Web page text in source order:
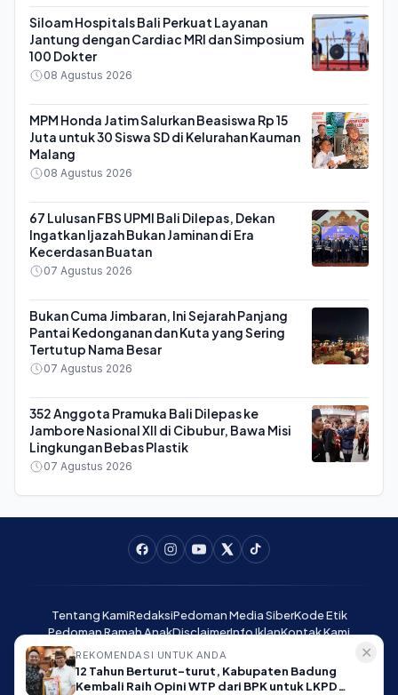
REKOMENDASI UNTUK ANDA
12 Tahun Berturut-turut, Kabupaten Badung
Kembali Raih Opini WTP dari BPK untuk LKPD
✕
Siloam Hospitals Bali Perkuat Layanan
Jantung dengan Cardiac MRI dan Simposium
100 Dokter
08 Agustus 2026
MPM Honda Jatim Salurkan Beasiswa Rp 15
Juta untuk 30 Siswa SD di Kelurahan Kauman
Malang
08 Agustus 2026
67 Lulusan FBS UPMI Bali Dilepas, Dekan
Ingatkan Ijazah Bukan Jaminan di Era
Kecerdasan Buatan
07 Agustus 2026
Bukan Cuma Jimbaran, Ini Sejarah Panjang
Pantai Kedonganan dan Kuta yang Sering
Tertutup Nama Besar
07 Agustus 2026
352 Anggota Pramuka Bali Dilepas ke
Jambore Nasional XII di Cibubur, Bawa Misi
Lingkungan Bebas Plastik
07 Agustus 2026
Tentang KamiRedaksiPedoman Media SiberKode Etik
Pedoman Ramah AnakDisclaimerInfo IklanKontak Kami
Lensabali.com - Memandang Bali dengan Jernih © 2025. All rights